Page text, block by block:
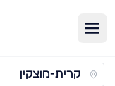
דירות למכירה